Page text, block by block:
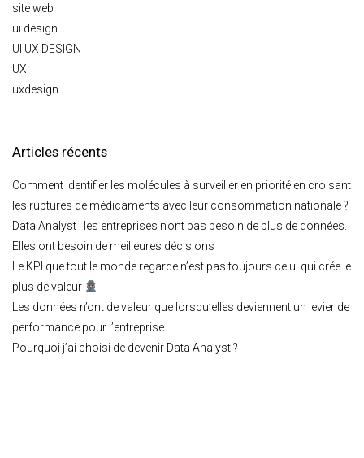
site web
ui design
UI UX DESIGN
UX
uxdesign
Articles récents
Comment identifier les molécules à surveiller en priorité en croisant
les ruptures de médicaments avec leur consommation nationale ?
Data Analyst : les entreprises n’ont pas besoin de plus de données.
Elles ont besoin de meilleures décisions
Le KPI que tout le monde regarde n’est pas toujours celui qui crée le
plus de valeur
Les données n’ont de valeur que lorsqu’elles deviennent un levier de
performance pour l’entreprise.
Pourquoi j’ai choisi de devenir Data Analyst ?